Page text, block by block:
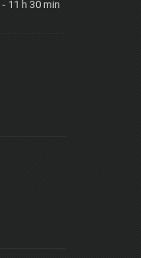
- 11 h 30 min